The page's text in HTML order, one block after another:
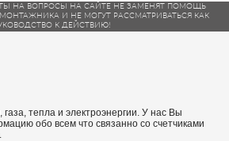
НА ВОПРОСЫ НА САЙТЕ НЕ ЗАМЕНЯТ ПОМОЩЬ
И НЕ МОГУТ РАССМАТРИВАТЬСЯ КАК
К ДЕЙСТВИЮ!
газа, тепла и электроэнергии. У нас Вы
обо всем что связанно со счетчиками